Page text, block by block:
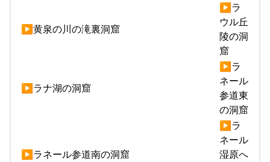
▶黄泉の川の滝裏洞窟
▶ラ
ウル丘
陵の洞
窟
▶ラナ湖の洞窟
▶ラ
ネール
参道東
の洞窟
▶ラネール参道南の洞窟
▶ラ
ネール
湿原へ